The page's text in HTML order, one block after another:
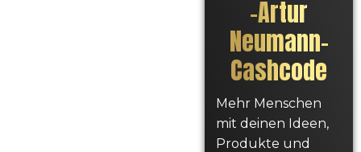
–Artur
Neumann–
Cashcode
Mehr Menschen
mit deinen Ideen,
Produkte und